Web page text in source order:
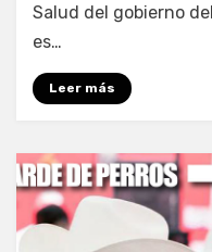
Salud del gobierno
es…
Leer más